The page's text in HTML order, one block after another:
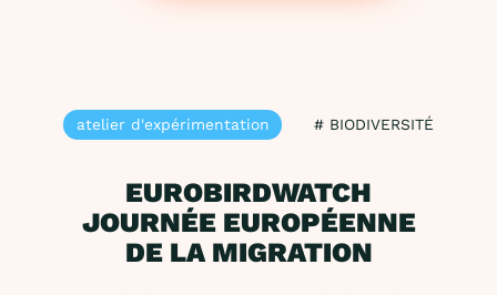
atelier d'expérimentation # BIODIVERSITÉ
EUROBIRDWATCH
JOURNÉE EUROPÉENNE
DE LA MIGRATION